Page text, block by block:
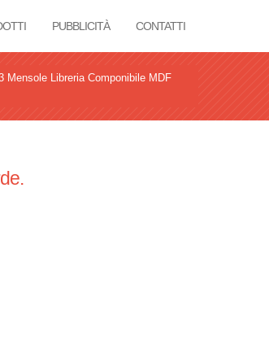
PUBBLICITÀ CONTATTI
Mensole Libreria Componibile MDF